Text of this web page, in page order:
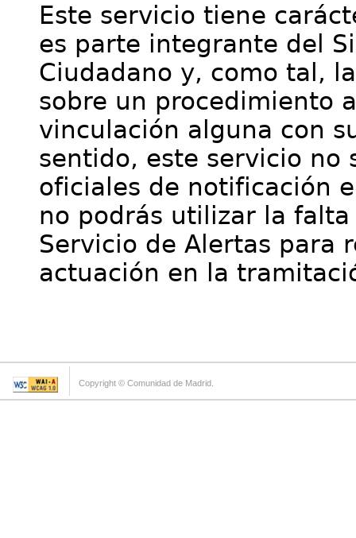
Este servicio tiene
es parte integrante del
Ciudadano y, como tal,
sobre un procedimiento
vinculación alguna con
sentido, este servicio no
oficiales de notificación
no podrás utilizar la
Servicio de Alertas para
actuación en la
Copyright © Comunidad de Madrid.